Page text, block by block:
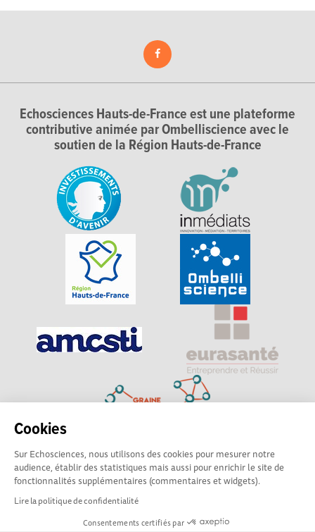
Cookies
Sur Echosciences, nous utilisons des cookies pour mesurer notre
audience, établir des statistiques mais aussi pour enrichir le site de
fonctionnalités supplémentaires (commentaires et widgets).
Lire la politique de confidentialité
Consentements certifiés par
Echosciences Hauts-de-France est une plateforme
contributive animée par Ombelliscience avec le
soutien de la Région Hauts-de-France
Explorer, s’exprimer, rentrer en contact : Echosciences
Hauts-de-France est le réseau social des amateurs de
sciences et de technologies du territoire
Mentions légales|Politique de confidentialité